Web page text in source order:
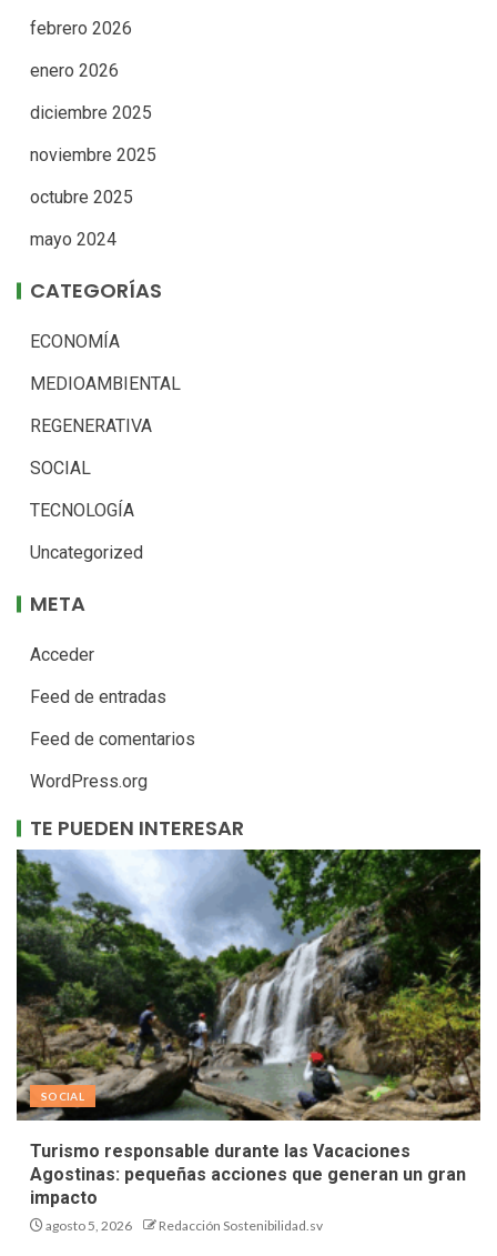
febrero 2026
enero 2026
diciembre 2025
noviembre 2025
octubre 2025
mayo 2024
CATEGORÍAS
ECONOMÍA
MEDIOAMBIENTAL
REGENERATIVA
SOCIAL
TECNOLOGÍA
Uncategorized
META
Acceder
Feed de entradas
Feed de comentarios
WordPress.org
TE PUEDEN INTERESAR
SOCIAL
Turismo responsable durante las Vacaciones
Agostinas: pequeñas acciones que generan un gran
impacto
agosto 5, 2026 Redacción Sostenibilidad.sv